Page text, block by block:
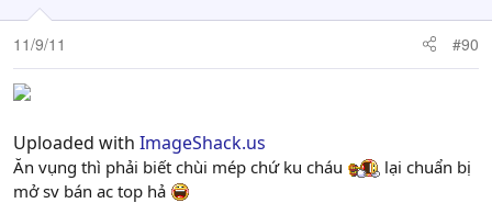
11/9/11 #90
Uploaded with ImageShack.us
Ăn vụng thì phải biết chùi mép chứ ku cháu
lại chuẩn bị
mở sv bán ac top hả